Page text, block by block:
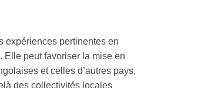
expériences pertinentes en
Elle peut favoriser la mise en
et celles d’autres pays,
des collectivités locales